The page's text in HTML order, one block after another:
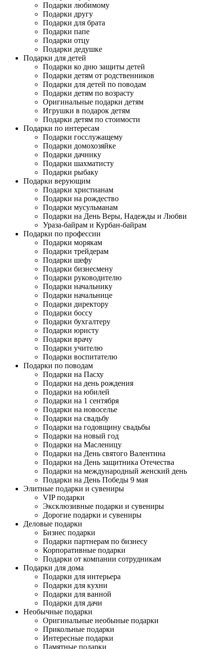
Подарки любимому
Подарки другу
Подарки для брата
Подарки папе
Подарки отцу
Подарки дедушке
Подарки для детей
Подарки ко дню защиты детей
Подарки детям от родственников
Подарки для детей по поводам
Подарки детям по возрасту
Оригинальные подарки детям
Игрушки в подарок детям
Подарки детям по стоимости
Подарки по интересам
Подарки госслужащему
Подарки домохозяйке
Подарки дачнику
Подарки шахматисту
Подарки рыбаку
Подарки верующим
Подарки христианам
Подарки на рождество
Подарки мусульманам
Подарки на День Веры, Надежды и Любви
Ураза-байрам и Курбан-байрам
Подарки по профессии
Подарки морякам
Подарки трейдерам
Подарки шефу
Подарки бизнесмену
Подарки руководителю
Подарки начальнику
Подарки начальнице
Подарки директору
Подарки боссу
Подарки бухгалтеру
Подарки юристу
Подарки врачу
Подарки учителю
Подарки воспитателю
Подарки по поводам
Подарки на Пасху
Подарки на день рождения
Подарки на юбилей
Подарки на 1 сентября
Подарки на новоселье
Подарки на свадьбу
Подарки на годовщину свадьбы
Подарки на новый год
Подарки на Масленицу
Подарки на День святого Валентина
Подарки на День защитника Отечества
Подарки на международный женский день
Подарки на День Победы 9 мая
Элитные подарки и сувениры
VIP подарки
Эксклюзивные подарки и сувениры
Дорогие подарки и сувениры
Деловые подарки
Бизнес подарки
Подарки партнерам по бизнесу
Корпоративные подарки
Подарки от компании сотрудникам
Подарки для дома
Подарки для интерьера
Подарки для кухни
Подарки для ванной
Подарки для дачи
Необычные подарки
Оригинальные необыные подарки
Прикольные подарки
Интересные подарки
Памятные подарки